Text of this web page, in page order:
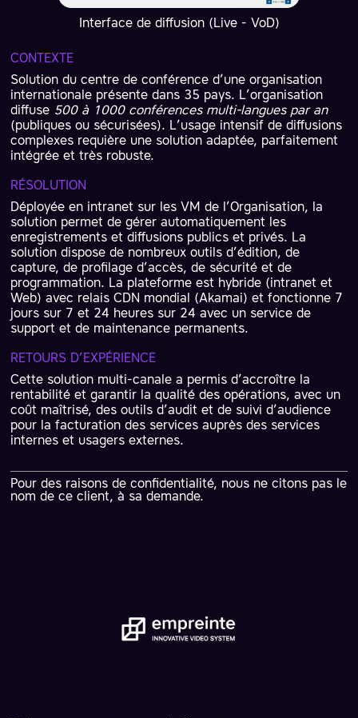
Interface de diffusion (Live - VoD)
CONTEXTE
Solution du centre de conférence d’une organisation
internationale présente dans 35 pays. L’organisation
diffuse 500 à 1000 conférences multi-langues par an
(publiques ou sécurisées). L’usage intensif de diffusions
complexes requière une solution adaptée, parfaitement
intégrée et très robuste.
RÉSOLUTION
Déployée en intranet sur les VM de l’Organisation, la
solution permet de gérer automatiquement les
enregistrements et diffusions publics et privés. La
solution dispose de nombreux outils d’édition, de
capture, de profilage d’accès, de sécurité et de
programmation. La plateforme est hybride (intranet et
Web) avec relais CDN mondial (Akamai) et fonctionne 7
jours sur 7 et 24 heures sur 24 avec un service de
support et de maintenance permanents.
RETOURS D’EXPÉRIENCE
Cette solution multi-canale a permis d’accroître la
rentabilité et garantir la qualité des opérations, avec un
coût maîtrisé, des outils d’audit et de suivi d’audience
pour la facturation des services auprès des services
internes et usagers externes.
Pour des raisons de confidentialité, nous ne citons pas le
nom de ce client, à sa demande.